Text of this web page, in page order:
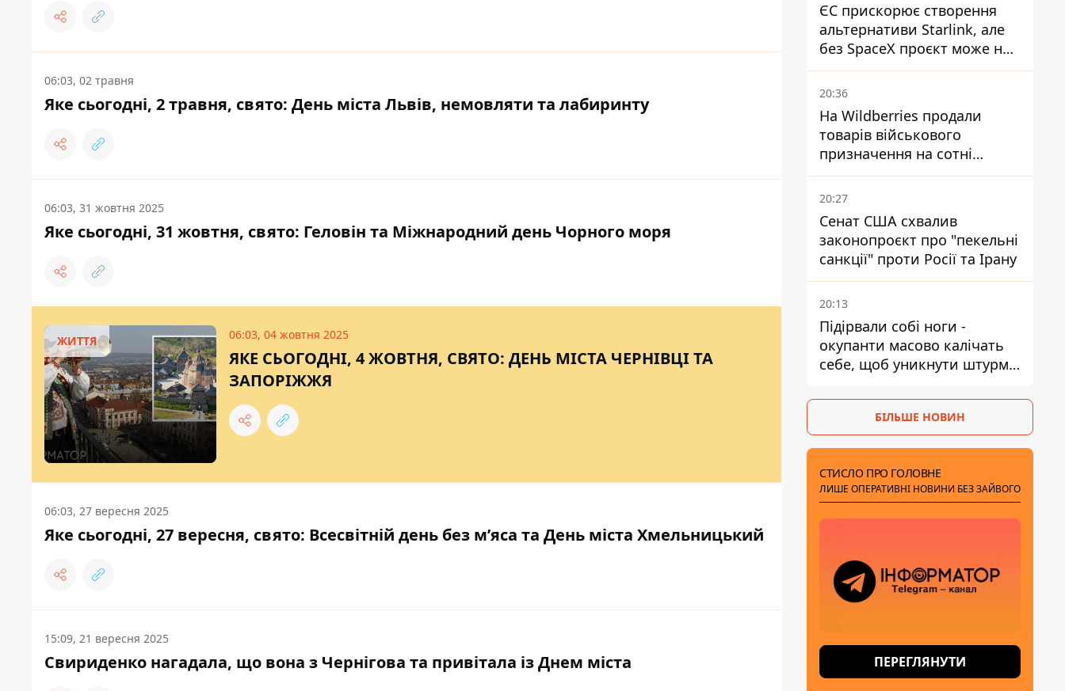
06:03, 02 травня
Яке сьогодні, 2 травня, свято: День міста Львів, немовляти та лабиринту
06:03, 31 жовтня 2025
Яке сьогодні, 31 жовтня, свято: Геловін та Міжнародний день Чорного моря
ЖИТТЯ 06:03, 04 жовтня 2025
ЯКЕ СЬОГОДНІ, 4 ЖОВТНЯ, СВЯТО: ДЕНЬ МІСТА ЧЕРНІВЦІ ТА
ЗАПОРІЖЖЯ
06:03, 27 вересня 2025
Яке сьогодні, 27 вересня, свято: Всесвітній день без м’яса та День міста Хмельницький
15:09, 21 вересня 2025
Свириденко нагадала, що вона з Чернігова та привітала із Днем міста
ЄС прискорює створення
альтернативи Starlink, але
без SpaceX проєкт може не
обійтися
20:36
На Wildberries продали
товарів військового
призначення на сотні
мільйонів, але удари ЗСУ
змінили ситуацію
20:27
Сенат США схвалив
законопроєкт про "пекельні
санкції" проти Росії та Ірану
20:13
Підірвали собі ноги -
окупанти масово калічать
себе, щоб уникнути штурмів
БІЛЬШЕ НОВИН
СТИСЛО ПРО ГОЛОВНЕ
ЛИШЕ ОПЕРАТИВНІ НОВИНИ БЕЗ ЗАЙВОГО
ПЕРЕГЛЯНУТИ